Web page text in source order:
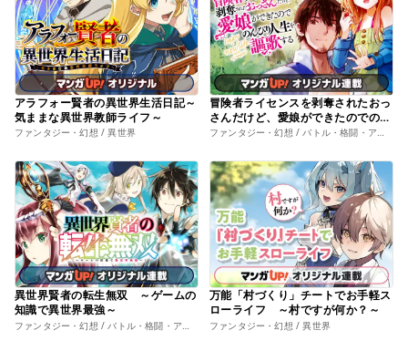
アラフォー賢者の異世界生活日記～
気ままな異世界教師ライフ～
ファンタジー・幻想 / 異世界
冒険者ライセンスを剥奪されたおっ
さんだけど、愛娘ができたのでのん
びり人生を謳歌する
ファンタジー・幻想 / バトル・格闘・アクション
異世界賢者の転生無双 ～ゲームの
知識で異世界最強～
ファンタジー・幻想 / バトル・格闘・アクション
万能「村づくり」チートでお手軽ス
ローライフ ～村ですが何か？～
ファンタジー・幻想 / 異世界